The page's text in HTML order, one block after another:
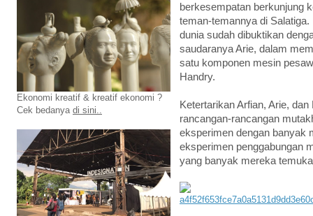
berkesempatan berkunjung
teman-temannya di
dunia sudah dibuktikan
saudaranya Arie, dalam
satu komponen mesin
Handry.
Ketertarikan Arfian, Arie,
rancangan-rancangan
eksperimen dengan banyak
eksperimen penggabungan
yang banyak mereka
Ekonomi kreatif & kreatif ekonomi ?
Cek bedanya di sini..